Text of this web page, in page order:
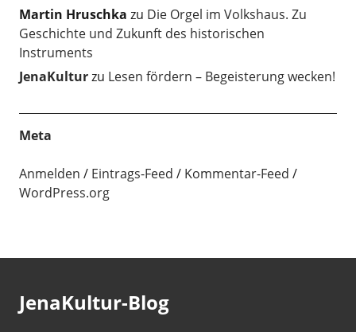
Martin Hruschka zu Die Orgel im Volkshaus. Zu
Geschichte und Zukunft des historischen
Instruments
JenaKulturzu Lesen fördern – Begeisterung wecken!
Meta
Anmelden Eintrags-Feed
Kommentar-Feed
WordPress.org
JenaKultur-Blog